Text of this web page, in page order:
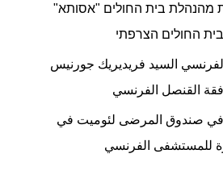
מהנהלת בית החולים "אסותא"
החולים הצרפתי
السيد فريديريك جورنيس
القنصل الفرنسي
في صندوق المرضى لئوميت في
للمستشفى الفرنسي